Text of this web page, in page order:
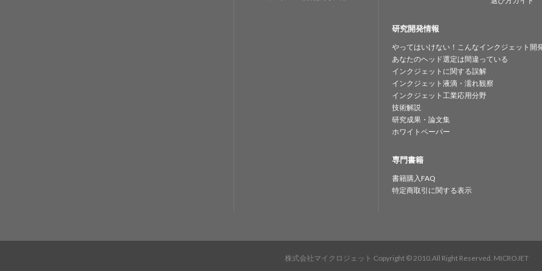
研究開発情報
やってはいけない！こんなインクジェット開
あなたのヘッド選定は間違っている
インクジェットに関する誤解
インクジェット液滴・濡れ観察
インクジェット工業応用分野
技術解説
研究成果・論文集
ホワイトペーパー
専門書籍
書籍購入FAQ
特定商取引に関する表示
株式会社マイクロジェット Copyright © 2010.All Right Reserved. MICROJET